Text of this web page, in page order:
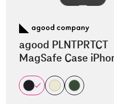
agood PLNTPRTCT
MagSafe Case